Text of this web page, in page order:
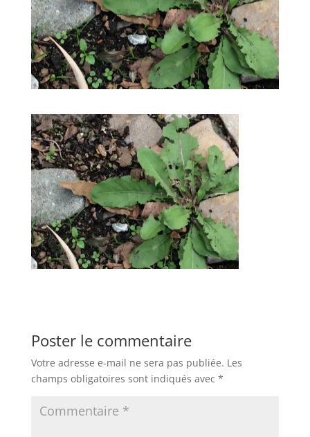
Poster le commentaire
Votre adresse e-mail ne sera pas publiée. Les
champs obligatoires sont indiqués avec *